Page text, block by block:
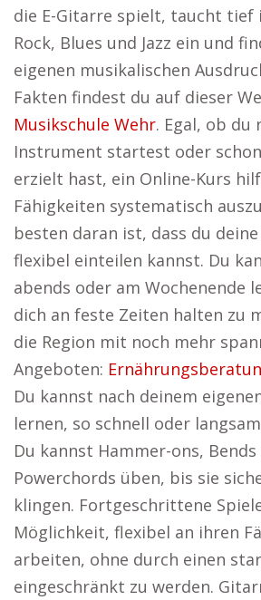
die E-Gitarre spielt, taucht tief
Rock, Blues und Jazz ein und
eigenen musikalischen
Fakten findest du auf dieser
Musikschule Wehr. Egal, ob du
Instrument startest oder
erzielt hast, ein Online-Kurs
Fähigkeiten systematisch
besten daran ist, dass du
flexibel einteilen kannst. Du
abends oder am Wochenende
dich an feste Zeiten halten zu
die Region mit noch mehr
Angeboten:
Du kannst nach deinem
lernen, so schnell oder
Du kannst Hammer-ons, Bends
Powerchords üben, bis sie
klingen. Fortgeschrittene
Möglichkeit, flexibel an ihren
arbeiten, ohne durch einen
eingeschränkt zu werden.